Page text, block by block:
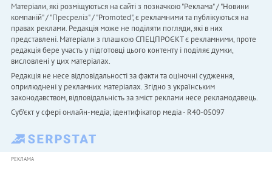
Матеріали, які розміщуються на сайті з позначкою "Реклама" / "Новини
компаній" / "Пресреліз" / "Promoted", є рекламними та публікуються на
правах реклами. Редакція може не поділяти погляди, які в них
представлені. Матеріали з плашкою СПЕЦПРОЄКТ є рекламними, проте
редакція бере участь у підготовці цього контенту і поділяє думки,
висловлені у цих матеріалах.
Редакція не несе відповідальності за факти та оціночні судження,
оприлюднені у рекламних матеріалах. Згідно з українським
законодавством, відповідальність за зміст реклами несе рекламодавець.
Cуб'єкт у сфері онлайн-медіа; ідентифікатор медіа - R40-05097
РЕКЛАМА